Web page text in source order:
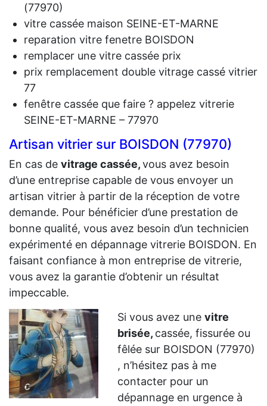
(77970)
vitre cassée maison SEINE-ET-MARNE
reparation vitre fenetre BOISDON
remplacer une vitre cassée prix
prix remplacement double vitrage cassé vitrier
77
fenêtre cassée que faire ? appelez vitrerie
SEINE-ET-MARNE – 77970
Artisan vitrier sur BOISDON (77970)
En cas de vitrage cassée,vous avez besoin
d’une entreprise capable de vous envoyer un
artisan vitrier à partir de la réception de votre
demande. Pour bénéficier d’une prestation de
bonne qualité, vous avez besoin d’un technicien
expérimenté en dépannage vitrerie BOISDON. En
faisant confiance à mon entreprise de vitrerie,
vous avez la garantie d’obtenir un résultat
impeccable.
Si vous avez unevitre
brisée, cassée, fissurée ou
fêlée sur BOISDON (77970)
, n’hésitez pas à me
contacter pour un
dépannage en urgence à